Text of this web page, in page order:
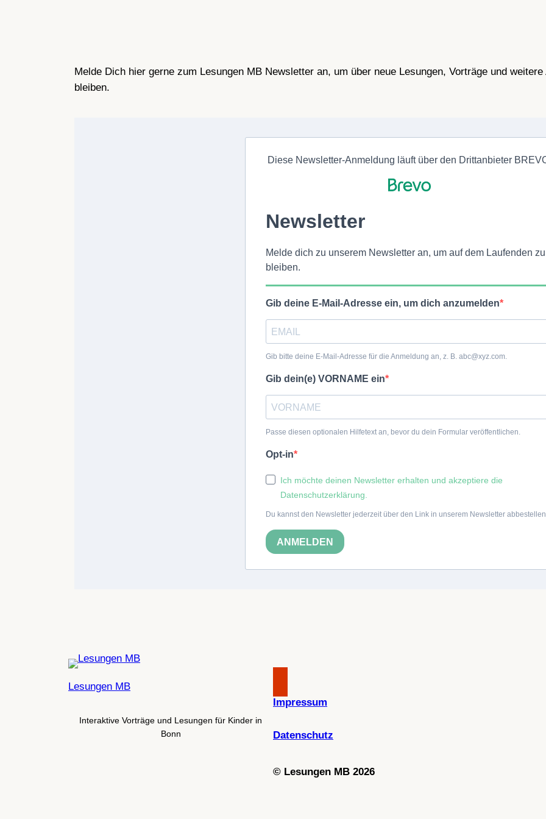
Melde Dich hier gerne zum Lesungen MB Newsletter an, um über neue Lesungen, Vorträge und
bleiben.
Diese Newsletter-Anmeldung läuft über den Drittanbieter
Newsletter
Melde dich zu unserem Newsletter an, um auf dem Laufenden zu
bleiben.
Gib deine E-Mail-Adresse ein, um dich anzumelden
Gib bitte deine E-Mail-Adresse für die Anmeldung an, z. B. abc@xyz.com.
Gib dein(e) VORNAME ein
Passe diesen optionalen Hilfetext an, bevor du dein Formular veröffentlichen.
Opt-in
Ich möchte deinen Newsletter erhalten und akzeptiere die
Datenschutzerklärung.
Du kannst den Newsletter jederzeit über den Link in unserem Newsletter
ANMELDEN
Lesungen MB
Interaktive Vorträge und Lesungen für Kinder in
Bonn
Impressum
Datenschutz
© Lesungen MB 2026